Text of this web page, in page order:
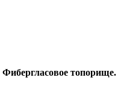
Фибергласовое топорище.